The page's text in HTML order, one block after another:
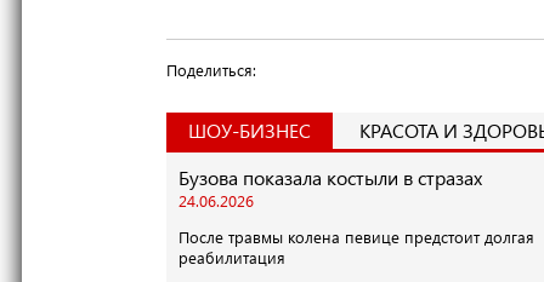
Поделиться:
ШОУ-БИЗНЕС
КРАСОТА И
Бузова показала костыли в стразах
24.06.2026
После травмы колена певице предстоит долгая
реабилитация